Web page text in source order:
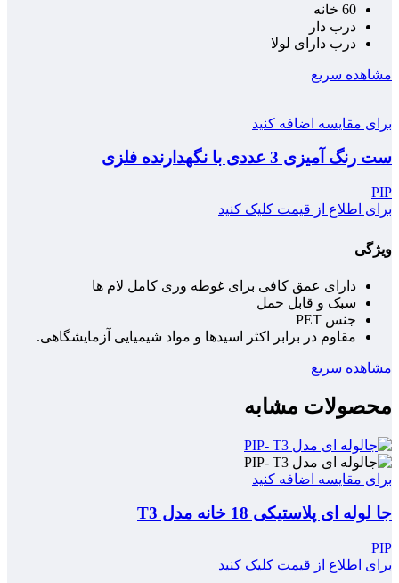
60 خانه
درب دار
درب دارای لولا
مشاهده سریع
برای مقایسه اضافه کنید
ست رنگ آمیزی 3 عددی با نگهدارنده فلزی
PIP
برای اطلاع از قیمت کلیک کنید
ویژگی
دارای عمق کافی برای غوطه وری کامل لام ها
سبک و قابل حمل
جنس PET
مقاوم در برابر اکثر اسیدها و مواد شیمیایی آزمایشگاهی.
مشاهده سریع
محصولات مشابه
برای مقایسه اضافه کنید
جا لوله ای پلاستیکی 18 خانه مدل T3
PIP
برای اطلاع از قیمت کلیک کنید